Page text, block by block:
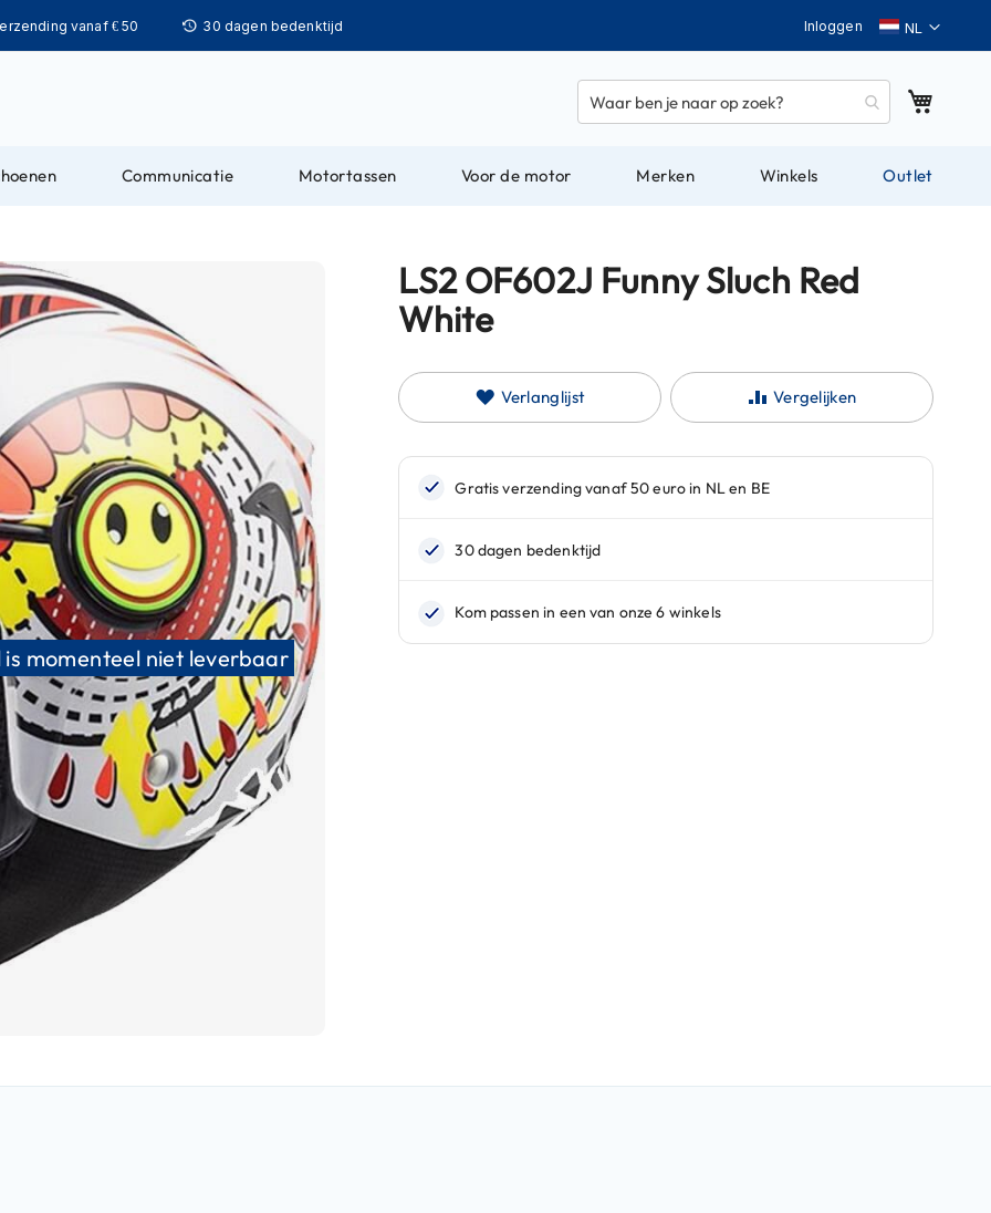
vanaf € 50 30 dagen bedenktijd Taal
Inloggen
Communicatie Motortassen Voor de motor Merken Winkels Outlet
momenteel niet leverbaar
LS2 OF602J Funny Sluch Red
White
Verlanglijst Vergelijken